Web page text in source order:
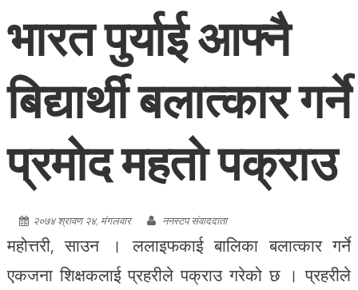
भारत पुर्याई आफ्नै
बिद्यार्थी बलात्कार गर्ने
प्रमोद महतो पक्राउ
२०७४ श्रावण २४, मंगलवार ननस्टप संवाददाता
महोत्तरी, साउन । ललाइफकाई बालिका बलात्कार गर्ने
एकजना शिक्षकलाई प्रहरीले पक्राउ गरेको छ । प्रहरीले